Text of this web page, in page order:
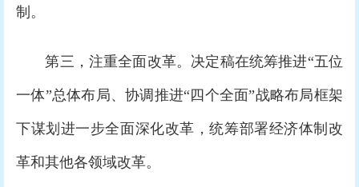
制。
第三，注重全面改革。决定稿在统筹推进“五位
一体”总体布局、协调推进“四个全面”战略布局框架
下谋划进一步全面深化改革，统筹部署经济体制改
革和其他各领域改革。